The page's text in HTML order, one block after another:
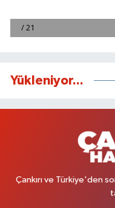
Yükleniyor...
Çankırı ve Türkiye'den